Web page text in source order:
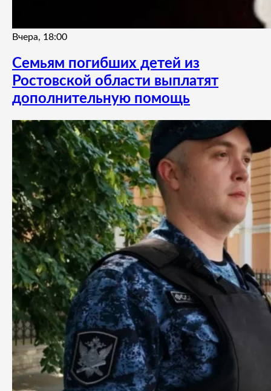
Вчера, 18:00
Семьям погибших детей из
Ростовской области выплатят
дополнительную помощь